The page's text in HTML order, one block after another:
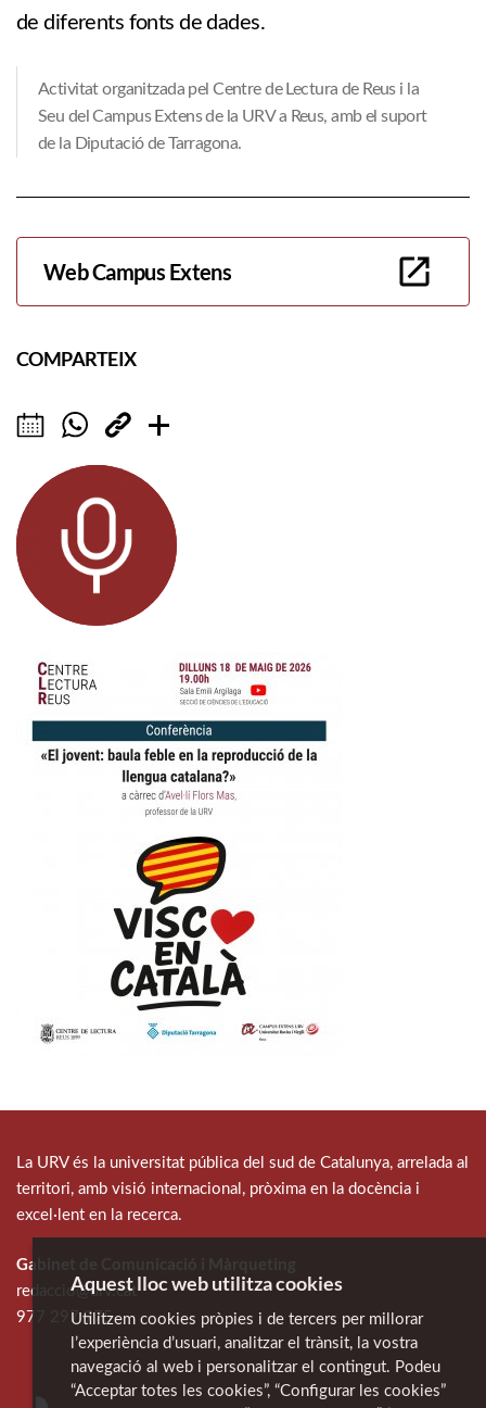
de diferents fonts de dades.
Activitat organitzada pel Centre de Lectura de Reus i la
Seu del Campus Extens de la URV a Reus, amb el suport
de la Diputació de Tarragona.
Web Campus Extens
COMPARTEIX
La URV és la universitat pública del sud de Catalunya, arrelada al
territori, amb visió internacional, pròxima en la docència i
excel·lent en la recerca.
Gabinet de Comunicació i Màrqueting
redaccio@urv.cat
977 297 975
Aquest lloc web utilitza cookies
Utilitzem cookies pròpies i de tercers per millorar
l’experiència d’usuari, analitzar el trànsit, la vostra
navegació al web i personalitzar el contingut. Podeu
“Acceptar totes les cookies”, “Configurar les cookies”